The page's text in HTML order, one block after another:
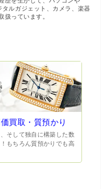
ルガジェット、カメラ、楽器
扱っています。
買取・質預かり
そして独自に構築した数
もちろん質預かりでも高